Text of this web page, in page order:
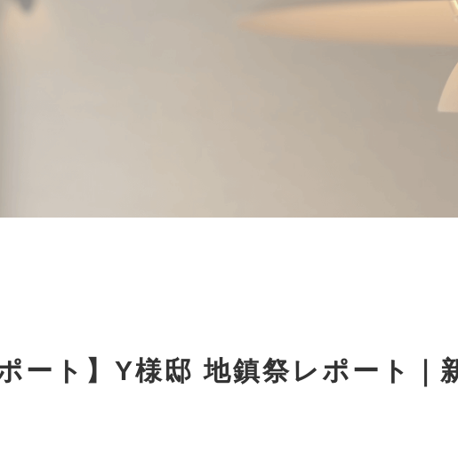
ート】Y様邸 地鎮祭レポート｜